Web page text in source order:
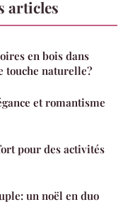
articles
en bois dans
touche naturelle?
et romantisme
pour des activités
un noël en duo